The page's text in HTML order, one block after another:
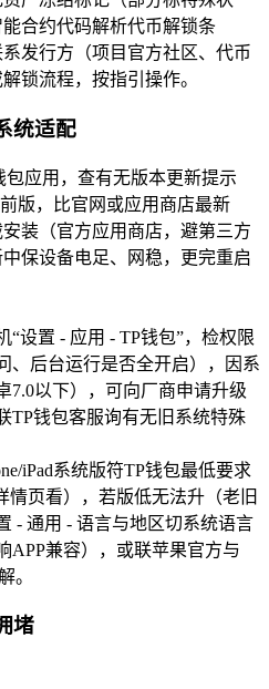
合约代码解析代币解锁条
发行方（项目官方社区、代币
锁流程，按指引操作。
统适配
包应用，查有无版本更新提示
版，比官网或应用商店最新
装（官方应用商店，避第三方
保设备电足、网稳，更完重启
“设置 - 应用 - TP钱包”，检权限
、后台运行是否全开启），因系
7.0以下），可向厂商申请升级
TP钱包客服询有无旧系统特殊
iPad系统版符TP钱包最低要求
情页看），若版低无法升（老旧
- 通用 - 语言与地区切系统语言
APP兼容），或联苹果官方与
。
堵